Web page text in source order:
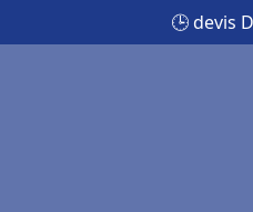
🕒 devis